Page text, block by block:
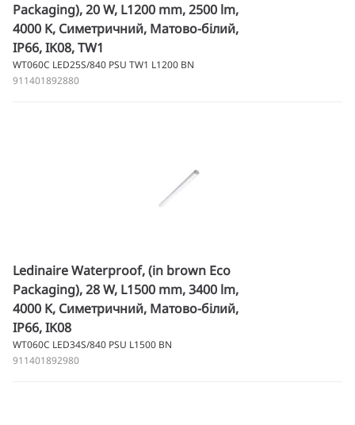
Packaging), 20 W, L1200 mm, 2500 lm,
4000 K, Симетричний, Матово-білий,
IP66, IK08, TW1
WT060C LED25S/840 PSU TW1 L1200 BN
911401892880
Ledinaire Waterproof, (in brown Eco
Packaging), 28 W, L1500 mm, 3400 lm,
4000 K, Симетричний, Матово-білий,
IP66, IK08
WT060C LED34S/840 PSU L1500 BN
911401892980